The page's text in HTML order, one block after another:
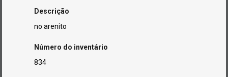
Descrição
no arenito
Número do inventário
834